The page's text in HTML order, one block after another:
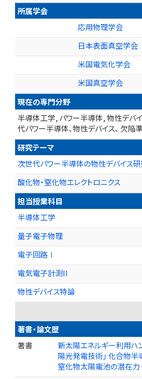
所属学会
応用物理学会
日本表面真空学会
米国電気化学会
米国真空学会
現在の専門分野
半導体工学, パワー半導体, 物性デバ
代パワー半導体、物性デバイス、 欠陥
研究テーマ
次世代パワー半導体の物性デバイス
酸化物・窒化物エレクトロニクス
担当授業科目
半導体工学
量子電子物理
電子回路Ⅰ
電気電子計測II
物性デバイス特論
著書・論文歴
著書
新太陽エネルギー利用ハ
陽光発電技術」 化合物
窒化物太陽電池の潜在